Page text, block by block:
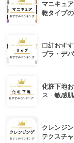
マニキュ
乾タイプ
口紅おす
プラ・デ
化粧下地
ス・敏感
クレンジ
テクスチ